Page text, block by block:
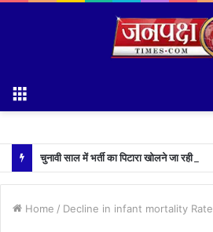
Home / Decline in infant mortality Rate